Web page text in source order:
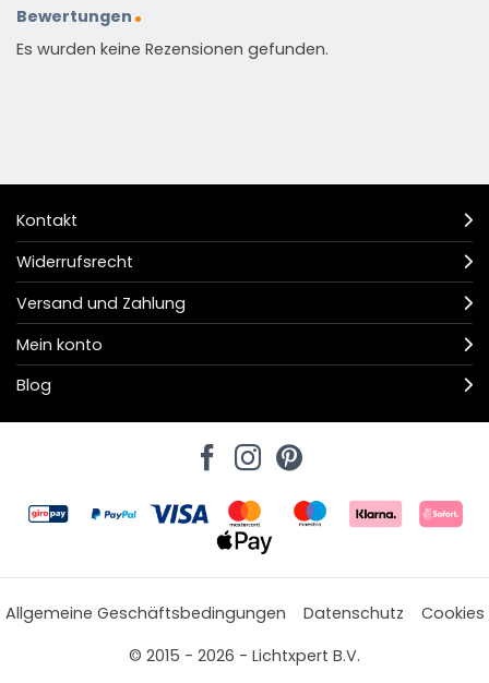
Bewertungen
Es wurden keine Rezensionen gefunden.
Kontakt
Widerrufsrecht
Versand und Zahlung
Mein konto
Blog
Allgemeine Geschäftsbedingungen Datenschutz
Cookies
© 2015 - 2026 - Lichtxpert B.V.